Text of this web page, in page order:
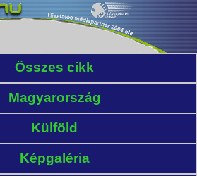
Összes cikk
Magyarország
Külföld
Képgaléria